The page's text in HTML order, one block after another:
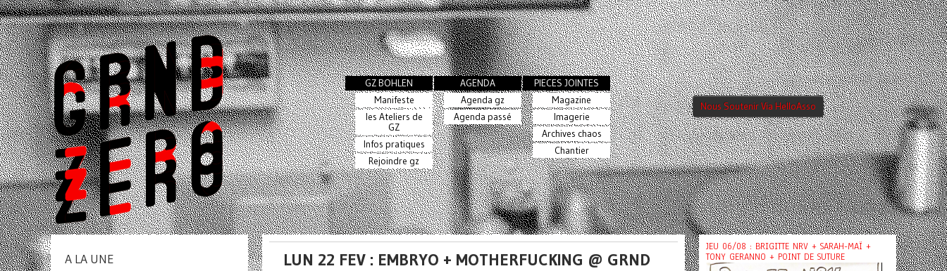
GZ BOHLEN
Manifeste
les Ateliers de
GZ
Infos pratiques
Rejoindre gz
AGENDA
Agenda gz
Agenda passé
PIECES JOINTES
Magazine
Imagerie
Archives chaos
Chantier
Nous Soutenir Via HelloAsso
LUN 22 FEV : EMBRYO + MOTHERFUCKING @ GRND
A LA UNE
JEU 06/08 : BRIGITTE NRV + SARAH-MAÏ +
TONY GERANNO + POINT DE SUTURE